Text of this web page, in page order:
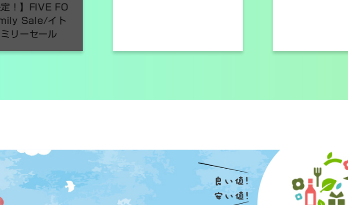
！】FIVE FO
Sale/イト
リーセール